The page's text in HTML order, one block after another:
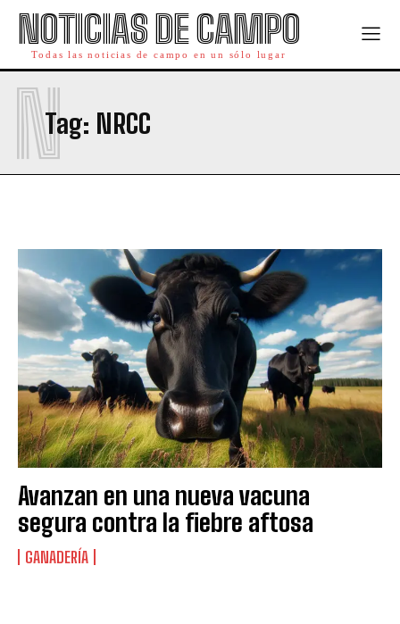
NOTICIAS DE CAMPO
Todas las noticias de campo en un sólo lugar
Tag: NRCC
N
Avanzan en una nueva vacuna
segura contra la fiebre aftosa
GANADERÍA